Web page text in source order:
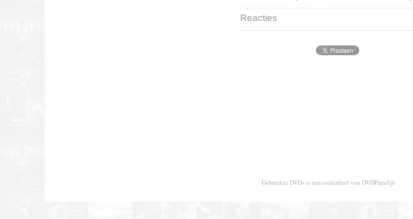
Reacties
Gebruikte DVDs is een onderdeel van DVDParadijs